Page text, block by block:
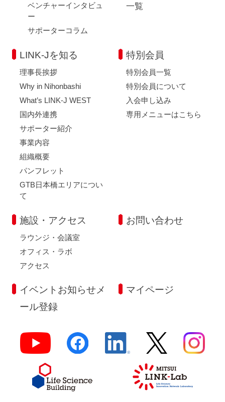
ベンチャーインタビュ
ー
サポーターコラム
一覧
LINK-Jを知る
理事長挨拶
Why in Nihonbashi
What’s LINK-J WEST
国内外連携
サポーター紹介
事業内容
組織概要
パンフレット
GTB日本橋エリアについ
て
特別会員
特別会員一覧
特別会員について
入会申し込み
専用メニューはこちら
施設・アクセス
ラウンジ・会議室
オフィス・ラボ
アクセス
お問い合わせ
イベントお知らせメ
ール登録
マイページ